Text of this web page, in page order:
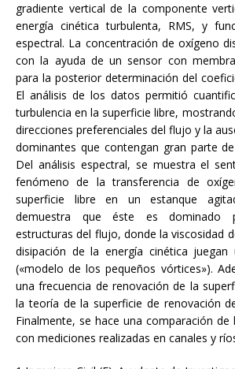
gradiente vertical de la componente
energía cinética turbulenta, RMS, y
espectral. La concentración de oxígeno
con la ayuda de un sensor con
para la posterior determinación del
El análisis de los datos permitió
turbulencia en la superficie libre,
direcciones preferenciales del flujo y la
dominantes que contengan gran parte
Del análisis espectral, se muestra el
fenómeno de la transferencia de
superficie libre en un estanque
demuestra que éste es dominado
estructuras del flujo, donde la viscosidad
disipación de la energía cinética
(«modelo de los pequeños vórtices»).
una frecuencia de renovación de la
la teoría de la superficie de renovación
Finalmente, se hace una comparación
con mediciones realizadas en canales y